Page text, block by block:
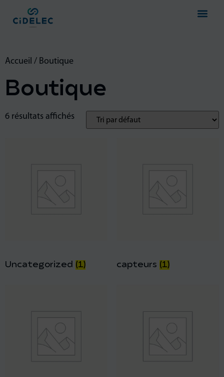
Accueil / Boutique
Boutique
6 résultats affichés
Uncategorized (1) capteurs (1)